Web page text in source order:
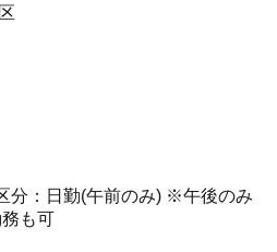
分：日勤(午前のみ) ※午後のみ
も可